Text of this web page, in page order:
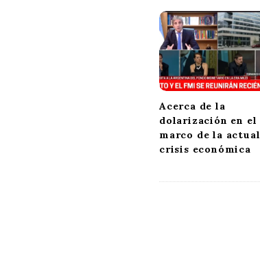
Acerca de la
dolarización en el
marco de la actual
crisis económica